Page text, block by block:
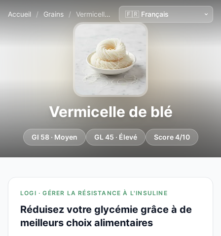
Accueil / Grains / Vermicelle de blé
Vermicelle de blé
GI 58 · Moyen GL 45 · Élevé Score 4/10
LOGI · GÉRER LA RÉSISTANCE À L'INSULINE
Réduisez votre glycémie grâce à de
meilleurs choix alimentaires